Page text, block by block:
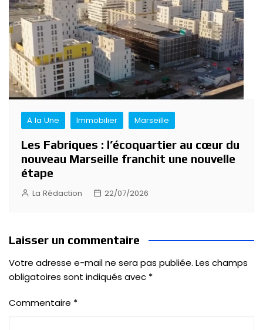
A la Une Immobilier Marseille
Les Fabriques : l’écoquartier au cœur du
nouveau Marseille franchit une nouvelle
étape
La Rédaction 22/07/2026
Laisser un commentaire
Votre adresse e-mail ne sera pas publiée. Les champs
obligatoires sont indiqués avec *
Commentaire *